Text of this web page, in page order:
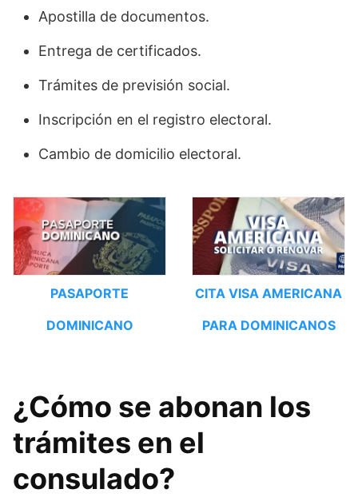
Apostilla de documentos.
Entrega de certificados.
Trámites de previsión social.
Inscripción en el registro electoral.
Cambio de domicilio electoral.
PASAPORTE
DOMINICANO
CITA VISA AMERICANA
PARA DOMINICANOS
¿Cómo se abonan los
trámites en el
consulado?